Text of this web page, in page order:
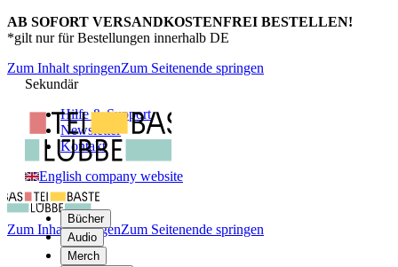
AB SOFORT VERSANDKOSTENFREI BESTELLEN!
*gilt nur für Bestellungen innerhalb DE
Zum Inhalt springenZum Seitenende springen
Sekundär
Hilfe & Support
Newsletter
Kontakt
English company website
Bücher
Audio
Merch
Zum Inhalt springenZum Seitenende springen